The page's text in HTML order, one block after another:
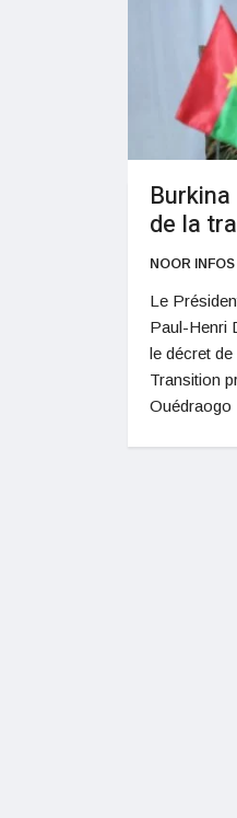
de la
NOOR INFOS
Le
Paul-Henri
le décret
Transition
Ouédraogo